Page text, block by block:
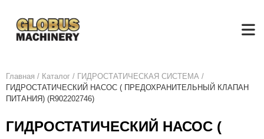
Главная / Каталог / ГИДРОСТАТИЧЕСКАЯ СИСТЕМА /
ГИДРОСТАТИЧЕСКИЙ НАСОС ( ПРЕДОХРАНИТЕЛЬНЫЙ КЛАПАН
ПИТАНИЯ) (R902202746)
ГИДРОСТАТИЧЕСКИЙ НАСОС (